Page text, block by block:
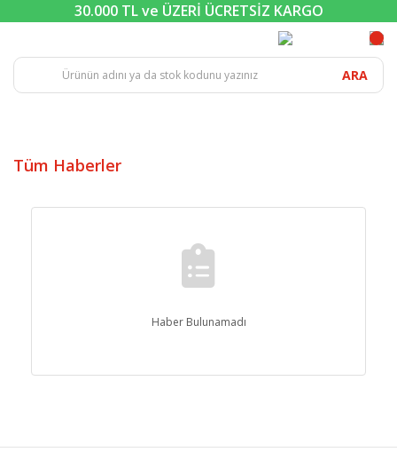
30.000 TL ve ÜZERİ ÜCRETSİZ KARGO
ARA
Tüm Haberler
Haber Bulunamadı